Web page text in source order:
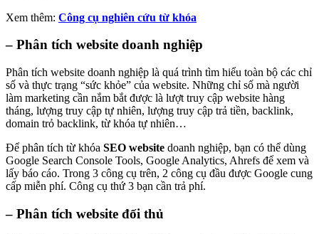
Xem thêm: Công cụ nghiên cứu từ khóa
– Phân tích website doanh nghiệp
Phân tích website doanh nghiệp là quá trình tìm hiểu toàn bộ các chỉ
số và thực trạng “sức khỏe” của website. Những chỉ số mà người
làm marketing cần nắm bắt được là lượt truy cập website hàng
tháng, lượng truy cập tự nhiên, lượng truy cập trả tiền, backlink,
domain trỏ backlink, từ khóa tự nhiên…
Để phân tích từ khóa SEO website doanh nghiệp, bạn có thể dùng
Google Search Console Tools, Google Analytics, Ahrefs để xem và
lấy báo cáo. Trong 3 công cụ trên, 2 công cụ đầu được Google cung
cấp miễn phí. Công cụ thứ 3 bạn cần trả phí.
– Phân tích website đối thủ